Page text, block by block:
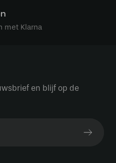
met Klarna
en blijf op de